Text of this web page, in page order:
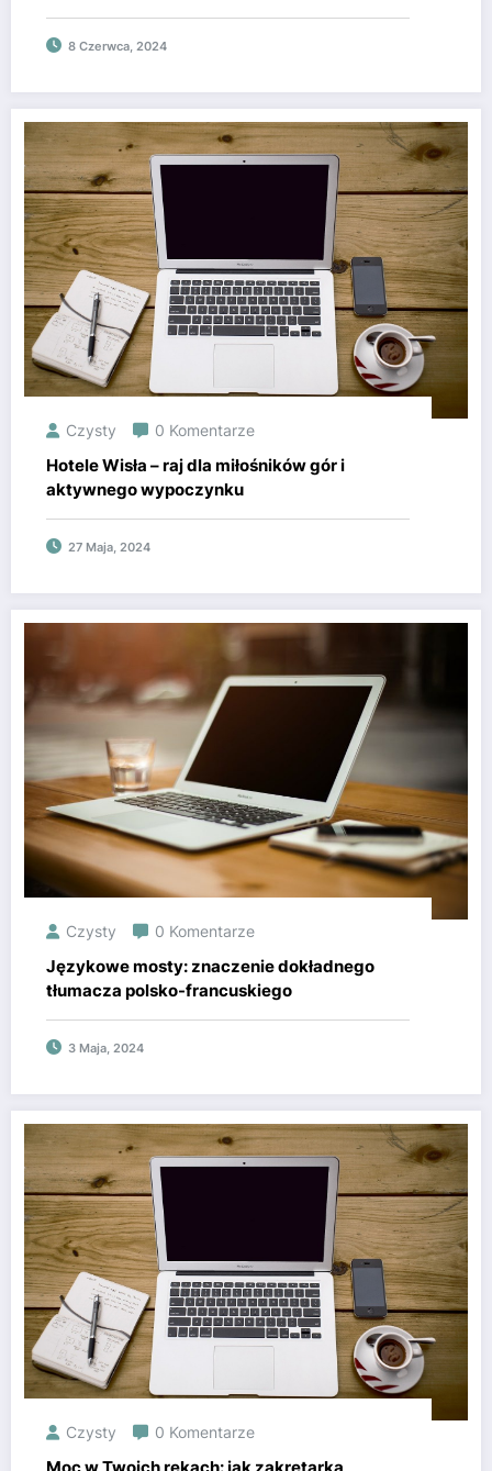
8 Czerwca, 2024
Czysty 0 Komentarze
Hotele Wisła – raj dla miłośników gór i
aktywnego wypoczynku
27 Maja, 2024
Czysty 0 Komentarze
Językowe mosty: znaczenie dokładnego
tłumacza polsko-francuskiego
3 Maja, 2024
Czysty 0 Komentarze
Moc w Twoich rękach: jak zakrętarka